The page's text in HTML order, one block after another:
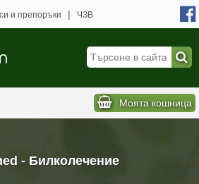
- Билколечение
и препоръки | ЧЗВ
Моята кошница